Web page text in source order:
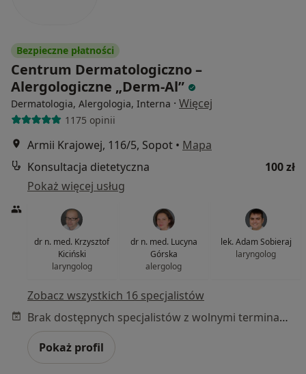
Bezpieczne płatności
Centrum Dermatologiczno –
Alergologiczne „Derm-Al”
Dermatologia, Alergologia, Interna · Więcej
1175 opinii
Armii Krajowej, 116/5, Sopot • Mapa
Konsultacja dietetyczna
100 zł
Pokaż więcej usług
dr n. med. Krzysztof
Kiciński
laryngolog
dr n. med. Lucyna
Górska
alergolog
lek. Adam Sobieraj
laryngolog
Zobacz wszystkich 16 specjalistów
Brak dostępnych specjalistów z wolnymi terminami w tym centrum medycznym.
Pokaż profil